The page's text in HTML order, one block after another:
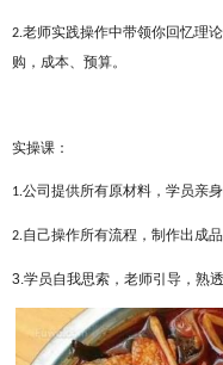
2.老师实践操作中带领你回忆理
购，成本、预算。
实操课：
1.公司提供所有原材料，学员亲
2.自己操作所有流程，制作出成
3. 学员自我思索，老师引导，熟透